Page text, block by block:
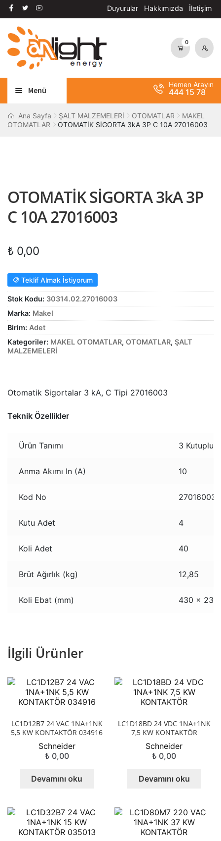
Duyurular Hakkımızda İletişim
Dolaşıma
geç
İçeriğe
geç
0
Menü
AYDINLATMA
Alt
BANT / YAPIŞTIRICILAR
KABLO
SARF MALZEME
PANOLAR
Alt
ASPİRATÖRLER
Hemen Arayın
444 15 78
Ana Sayfa ŞALT MALZEMELERİ OTOMATLAR
MAKEL
OTOMATLAR
OTOMATİK SİGORTA 3kA 3P C 10A 27016003
OTOMATİK SİGORTA 3kA 3P
C 10A 27016003
₺ 0,00
Teklif Almak İstiyorum
Stok Kodu: 30314.02.27016003
Marka: Makel
Birim: Adet
Kategoriler: MAKEL OTOMATLAR, OTOMATLAR, ŞALT
MALZEMELERİ
Otomatik Sigortalar 3 kA, C Tipi 27016003
Teknik Özellikler
Ürün Tanımı 3 Kutuplu,
Anma Akımı In (A) 10
Kod No 27016003
Kutu Adet 4
Koli Adet 40
Brüt Ağırlık (kg) 12,85
Koli Ebat (mm) 430 x 230
İlgili Ürünler
LC1D12B7 24 VAC 1NA+1NK
5,5 KW KONTAKTÖR 034916
Schneider
₺ 0,00
Devamını oku
LC1D18BD 24 VDC 1NA+1NK
7,5 KW KONTAKTÖR
Schneider
₺ 0,00
Devamını oku